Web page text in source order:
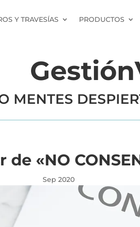
Y TRAVESÍAS PRODUCTOS
MENTES
de «NO
Sep 2020